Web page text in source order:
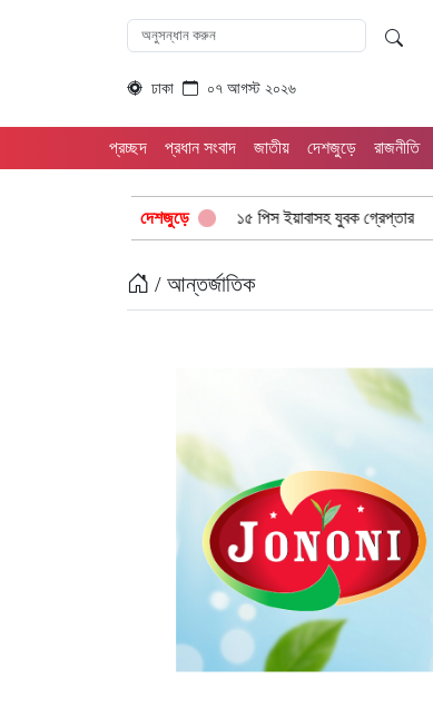
ঢাকা ০৭ আগস্ট ২০২৬
প্রচ্ছদ প্রধান সংবাদ জাতীয় দেশজুড়ে রাজনীতি
দেশজুড়ে
পুলিশের অভিযানে: ১৫ পিস ইয়াবাসহ যুবক গ্রেপ্তার
/ আন্তর্জাতিক